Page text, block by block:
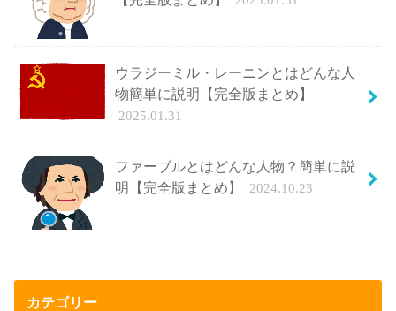
ウラジーミル・レーニンとはどんな人
物簡単に説明【完全版まとめ】
2025.01.31
ファーブルとはどんな人物？簡単に説
明【完全版まとめ】
2024.10.23
カテゴリー